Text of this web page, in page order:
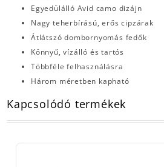
Egyedülálló Avid camo dizájn
Nagy teherbírású, erős cipzárak
Átlátszó dombornyomás fedők
Könnyű, vízálló és tartós
Többféle felhasználásra
Három méretben kapható
Kapcsolódó termékek